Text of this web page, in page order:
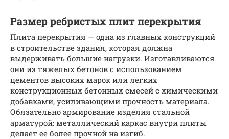
Размер ребристых плит перекрытия
Плита перекрытия — одна из главных конструкций
в строительстве здания, которая должна
выдерживать большие нагрузки. Изготавливаются
они из тяжелых бетонов с использованием
цементов высоких марок или легких
конструкционных бетонных смесей с химическими
добавками, усиливающими прочность материала.
Обязательно армирование изделия стальной
арматурой: металлический каркас внутри плиты
делает ее более прочной на изгиб.